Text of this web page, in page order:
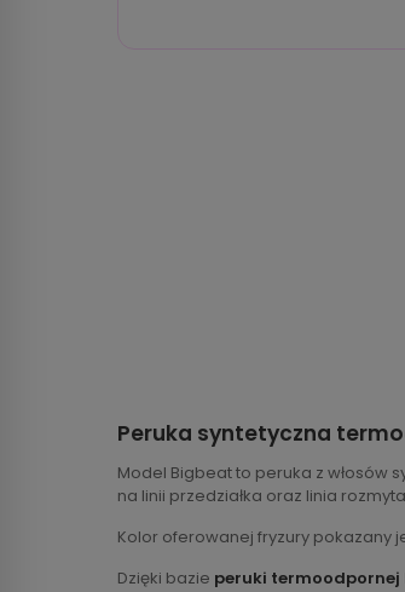
Peruka syntetyczna
Model Bigbeat to peruka z włosów
na linii przedziałka oraz linia
Kolor oferowanej fryzury pokazany
Dzięki bazie peruki termoodpornej